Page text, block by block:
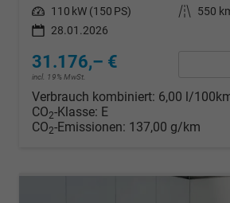
Leistung 110 kW (150 PS) Kilometerstand
550
28.01.2026
31.176,– €
incl. 19% MwSt.
Verbrauch kombiniert: 6,00 l/
CO2-Klasse: E
CO2-Emissionen: 137,00 g/km